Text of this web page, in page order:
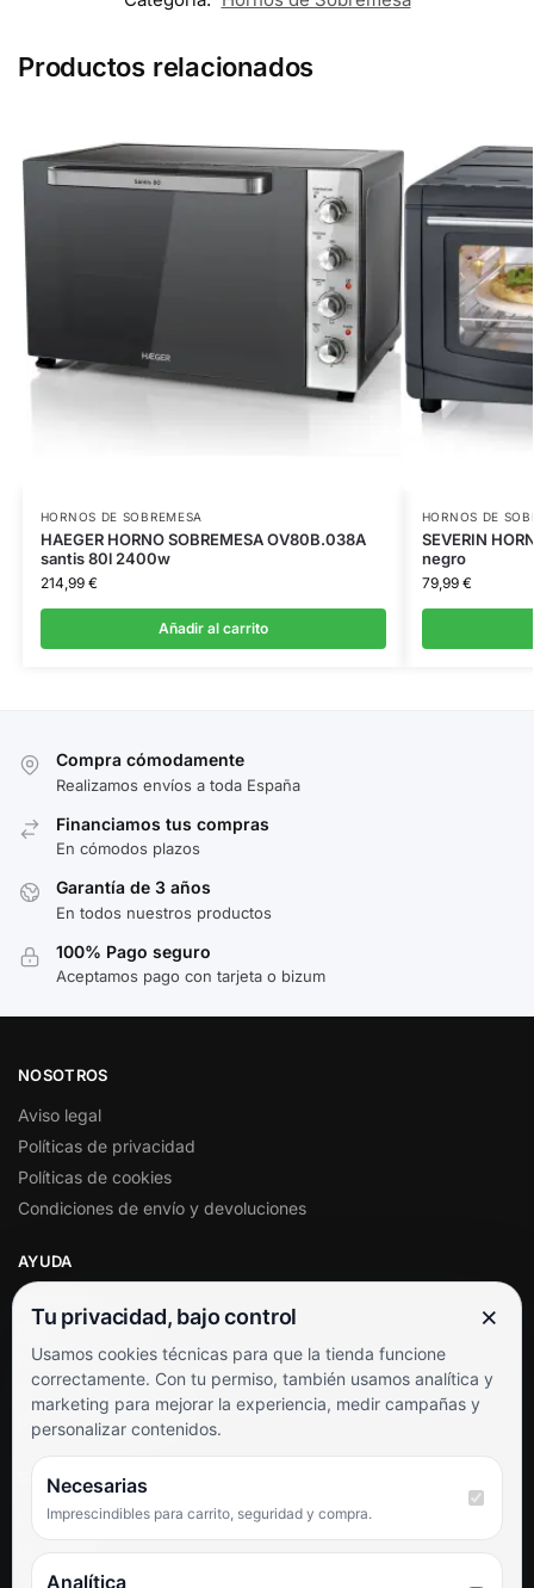
Productos relacionados
HORNOS DE SOBREMESA
HAEGER HORNO SOBREMESA OV80B.038A
santis 80l 2400w
214,99 €
Añadir al carrito
HORNOS DE
SEVERIN
negro
79,99 €
Compra cómodamente
Realizamos envíos a toda España
Financiamos tus compras
En cómodos plazos
Garantía de 3 años
En todos nuestros productos
100% Pago seguro
Aceptamos pago con tarjeta o bizum
NOSOTROS
Aviso legal
Políticas de privacidad
Políticas de cookies
Condiciones de envío y devoluciones
AYUDA
Soporte al cliente
Contacto
Términos y condiciones
Preguntas frecuentes
SÍGUENOS
Facebook
TikTok
Tu privacidad, bajo control ×
Usamos cookies técnicas para que la tienda funcione
correctamente. Con tu permiso, también usamos analítica y
marketing para mejorar la experiencia, medir campañas y
personalizar contenidos.
Necesarias
Imprescindibles para carrito, seguridad y compra.
Analítica